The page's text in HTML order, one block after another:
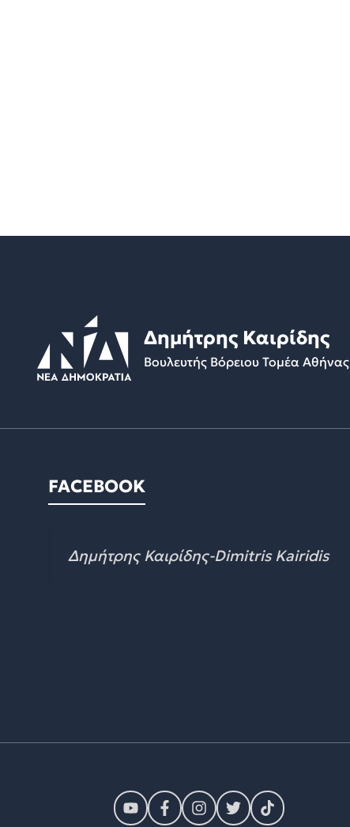
Δημήτρης Καιρίδης
Βουλευτής Βόρειου Τομέα Αθήνας
FACEBOOK
Δημήτρης Καιρίδης-Dimitris Kairidis